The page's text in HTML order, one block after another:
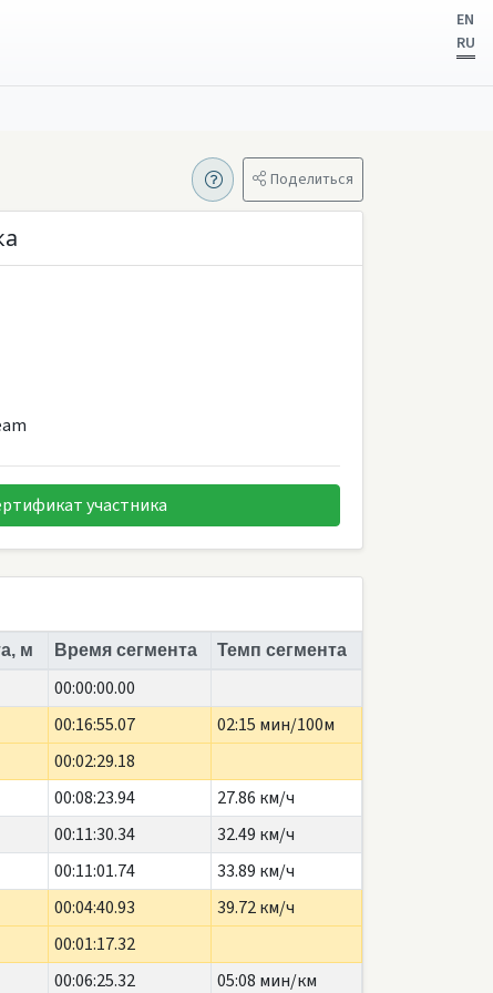
EN
RU
Поделиться
участника
м Время сегмента
Темп сегмента
00:00:00.00
00:16:55.07 02:15 мин/100м
00:02:29.18
00:08:23.94 27.86 км/ч
00:11:30.34 32.49 км/ч
00:11:01.74 33.89 км/ч
00:04:40.93 39.72 км/ч
00:01:17.32
00:06:25.32 05:08 мин/км